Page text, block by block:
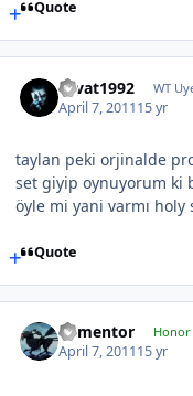
Quote
cevat1992 WT
April 7, 201115 yr
taylan peki orjinalde
set giyip oynuyorum ki
öyle mi yani varmı
Quote
dementor
April 7, 201115 yr